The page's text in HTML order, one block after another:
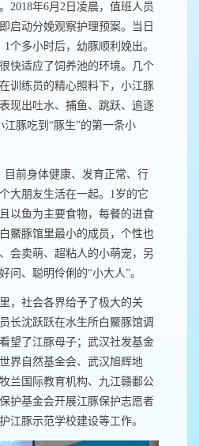
2018年6月 2 日凌晨，值班人员
启动分娩观察护理预案。当日
1个多小时后，幼豚顺利娩出。
快适应了饲养池的环境。几个
训练员的精心照料下，小江豚
现出吐水、捕鱼、跳跃、追逐
江豚吃到“豚生”的第一条小
目前身体健康、发育正常、行
大朋友生活在一起。 1岁的它
以鱼为主要食物，每餐的进食
鱀豚馆里最小的成员，个性也
会卖萌、超粘人的小萌宠，另
问、聪明伶俐的“小大人”。
，社会各界给予了极大的关
长沈跃跃在水生所白鱀豚馆调
望了江豚母子；武汉社发基金
界自然基金会、武汉旭辉地
兰国际教育机构、九江赣鄱公
护基金会开展江豚保护志愿者
江豚示范学校建设等工作。